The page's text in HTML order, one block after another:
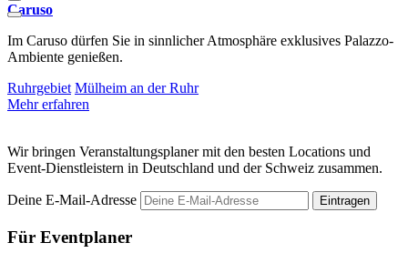
Caruso
Im Caruso dürfen Sie in sinnlicher Atmosphäre exklusives Palazzo-
Ambiente genießen.
Ruhrgebiet Mülheim an der Ruhr
Mehr erfahren
Wir bringen Veranstaltungsplaner mit den besten Locations und
Event-Dienstleistern in Deutschland und der Schweiz zusammen.
Deine E-Mail-Adresse Eintragen
Für Eventplaner